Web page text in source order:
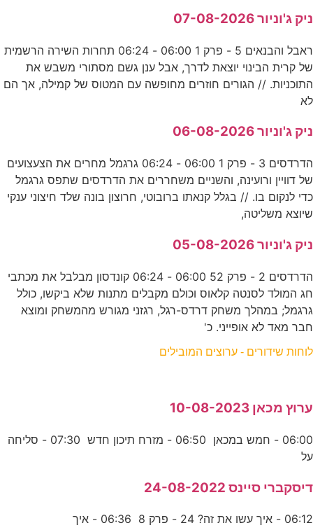
ניק ג'וניור 07-08-2026
ראבל והבנאים 5 - פרק 1 06:00 - 06:24 תחרות השירה הרשמית
של קרית הבינוי יוצאת לדרך, אבל ענן גשם מסתורי משבש את
התוכניות. // הגורים חוזרים מחופשה עם המטוס של קמילה, אך הם
לא
ניק ג'וניור 06-08-2026
הדרדסים 3 - פרק 1 06:00 - 06:24 גרגמל מחרים את הצעצועים
של דוויין ורועינה, והשניים משחררים את הדרדסים שתפס גרגמל
כדי לנקום בו. // בגלל קנאתו ברובוטי, חרוצון בונה שלד חיצוני ענקי
שיוצא משליטה,
ניק ג'וניור 05-08-2026
הדרדסים 2 - פרק 52 06:00 - 06:24 קונדסון מבלבל את מכתבי
חג המולד לסנטה קלאוס וכולם מקבלים מתנות שלא ביקשו, כולל
גרגמל; במהלך משחק דרדס-רגל, רגזני מגורש מהמשחק ומוצא
חבר מאד לא אופייני. כ'
לוחות שידורים - ערוצים המובילים
ערוץ מכאן 10-08-2023
06:00 - חמש במכאן 06:50 - מזרח תיכון חדש 07:30 - סליחה
על
דיסקברי סיינס 24-08-2022
06:12 - איך עשו את זה? 24 - פרק 8 06:36 - איך